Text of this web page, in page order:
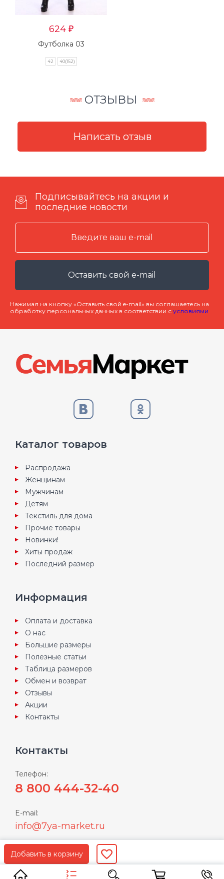
624 ₽
Футболка 03
42 40(152)
ОТЗЫВЫ
Подписывайтесь на акции и
последние новости
Оставить свой e-mail
Нажимая на кнопку «Оставить свой e-mail» вы соглашаетесь на
обработку персональных данных в соответствии с условиями
Каталог товаров
Распродажа
Женщинам
Мужчинам
Детям
Текстиль для дома
Прочие товары
Новинки!
Хиты продаж
Последний размер
Информация
Оплата и доставка
О нас
Большие размеры
Полезные статьи
Таблица размеров
Обмен и возврат
Отзывы
Акции
Контакты
Контакты
Телефон:
8 800 444-32-40
E-mail:
info@7ya-market.ru
Пользуясь нашим сайтом Вы соглашаетесь с
условиямиполитики конфиденциальности